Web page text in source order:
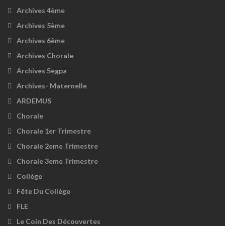
Archives 4ème
Archives 5ème
Archives 6ème
Archives Chorale
Archives Segpa
Archives- Maternelle
ARDEMUS
Chorale
Chorale 1er Trimestre
Chorale 2eme Trimestre
Chorale 3eme Trimestre
Collège
Fête Du Collège
FLE
Le Coin Des Découvertes